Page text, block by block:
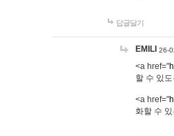
답글달기
EMILI 26-
<a href="
할 수 있
<a href="
화할 수